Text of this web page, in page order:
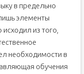
в предельно
элементы
из того,
необходимости в
обучения